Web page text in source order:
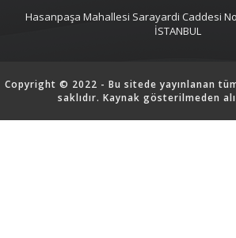
Hasanpaşa Mahallesi Sarayardi Caddesi
İSTANBUL
Copyright © 2022 - Bu sitede yayınlanan
saklıdır. Kaynak gösterilmeden